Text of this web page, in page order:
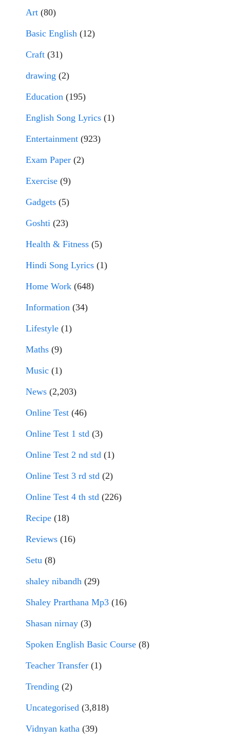
Art (80)
Basic English (12)
Craft (31)
drawing (2)
Education (195)
English Song Lyrics (1)
Entertainment (923)
Exam Paper (2)
Exercise (9)
Gadgets (5)
Goshti (23)
Health & Fitness (5)
Hindi Song Lyrics (1)
Home Work (648)
Information (34)
Lifestyle (1)
Maths (9)
Music (1)
News (2,203)
Online Test (46)
Online Test 1 std (3)
Online Test 2 nd std (1)
Online Test 3 rd std (2)
Online Test 4 th std (226)
Recipe (18)
Reviews (16)
Setu (8)
shaley nibandh (29)
Shaley Prarthana Mp3 (16)
Shasan nirnay (3)
Spoken English Basic Course (8)
Teacher Transfer (1)
Trending (2)
Uncategorised (3,818)
Vidnyan katha (39)